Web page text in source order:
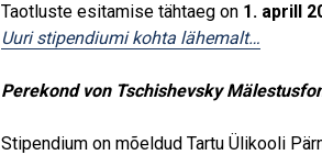
Taotluste esitamise tähtaeg on 1. aprill
Uuri stipendiumi kohta lähemalt…
Perekond von Tschishevsky
Stipendium on mõeldud Tartu Ülikooli